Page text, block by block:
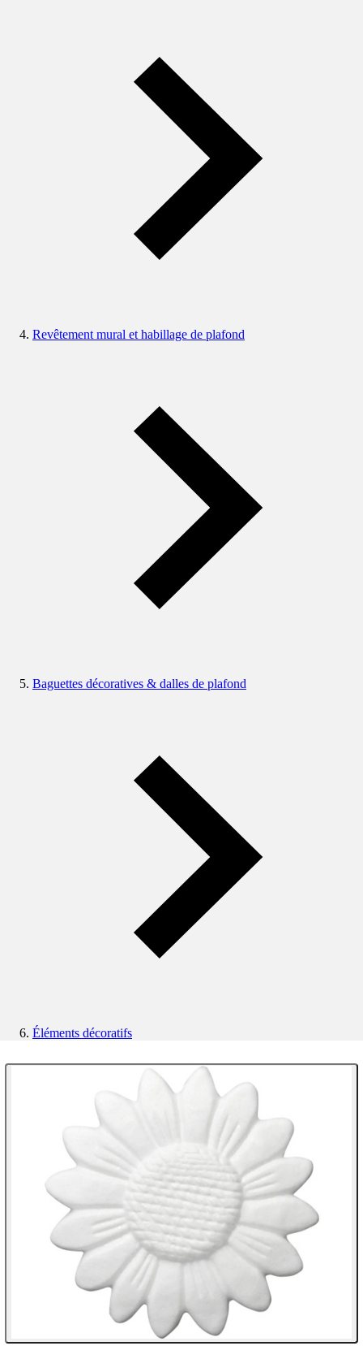
Revêtement mural et habillage de plafond
Baguettes décoratives & dalles de plafond
Éléments décoratifs